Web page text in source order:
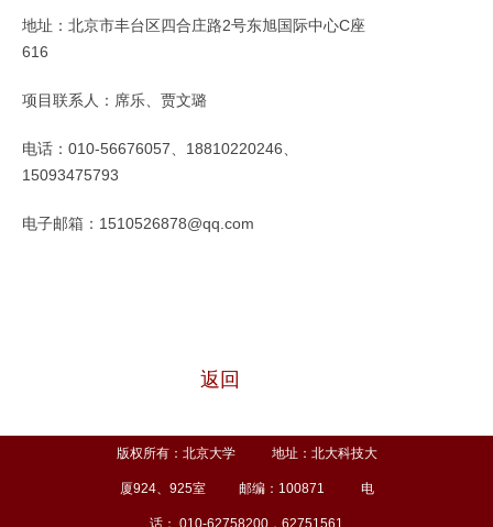
地址：北京市丰台区四合庄路2号东旭国际中心C座
616
项目联系人：席乐、贾文璐
电话：010-56676057、18810220246、
15093475793
电子邮箱：1510526878@qq.com
返回
版权所有：北京大学 地址：北大科技大
厦924、925室 邮编：100871 电
话： 010-62758200，62751561